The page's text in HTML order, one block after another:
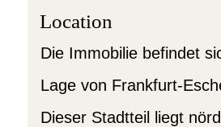
Location
Die Immobilie befindet
Lage von Frankfurt-
Dieser Stadtteil liegt